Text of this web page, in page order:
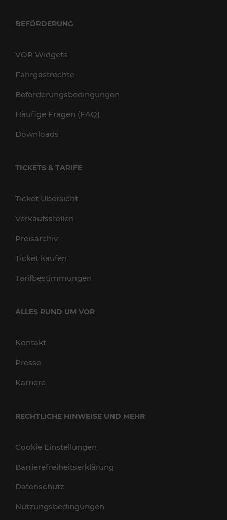
BEFÖRDERUNG
VOR Widgets
Fahrgastrechte
Beförderungsbedingungen
Häufige Fragen (FAQ)
Downloads
TICKETS & TARIFE
Ticket Übersicht
Verkaufsstellen
Preisarchiv
Ticket kaufen
Tarifbestimmungen
ALLES RUND UM VOR
Kontakt
Presse
Karriere
RECHTLICHE HINWEISE UND MEHR
Cookie Einstellungen
Barrierefreiheitserklärung
Datenschutz
Nutzungsbedingungen